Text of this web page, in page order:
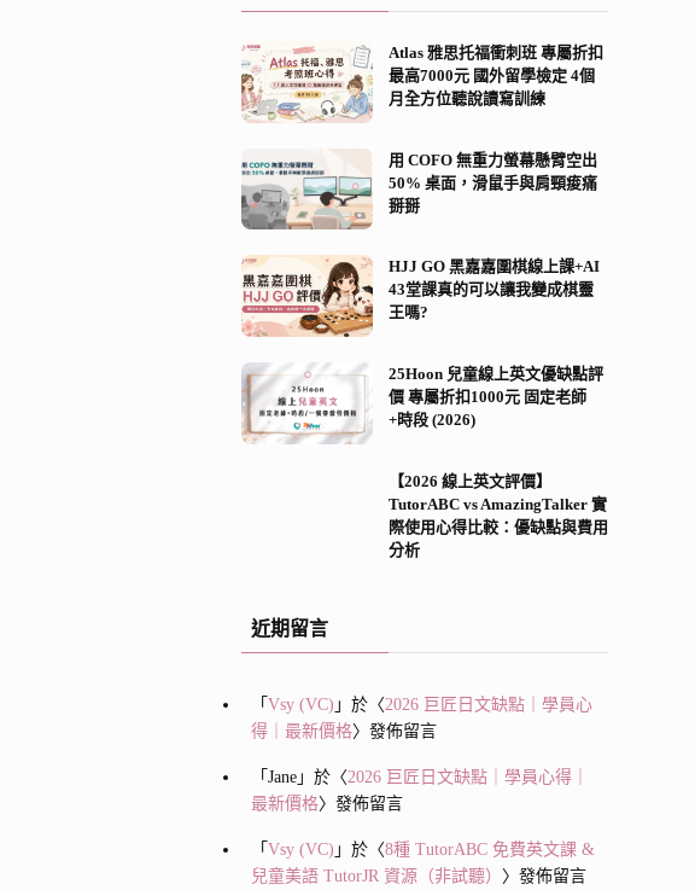
(8)
(21)
Atlas 雅思托福衝刺班 專屬折扣
最高7000元 國外留學檢定 4個
月全方位聽說讀寫訓練
用 COFO 無重力螢幕懸臂空出
50% 桌面，滑鼠手與肩頸痠痛
掰掰
HJJ GO 黑嘉嘉圍棋線上課+AI
43堂課真的可以讓我變成棋靈
王嗎?
25Hoon 兒童線上英文優缺點評
價 專屬折扣1000元 固定老師
+時段 (2026)
【2026 線上英文評價】
TutorABC vs AmazingTalker 實
際使用心得比較：優缺點與費用
分析
近期留言
「 Vsy (VC) 」於〈2026 巨匠日文缺點｜學員心
得｜最新價格〉發佈留言
「 Jane 」於〈2026 巨匠日文缺點｜學員心得｜
最新價格〉發佈留言
「 Vsy (VC) 」於〈8種 TutorABC 免費英文課 &
兒童美語 TutorJR 資源（非試聽） 〉發佈留言